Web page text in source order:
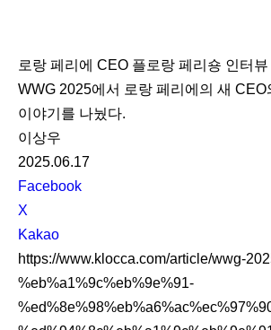
O
C
로랑 페리에 CEO 플로랑 페리숑 인터뷰
WWG 2025에서 로랑 페리에의 새
이야기를 나눴다.
이상우
2025.06.17
S
N
S
S
h
a
Facebook
X
Kakao
https://www.klocca.com/article/wwg-
%eb%a1%9c%eb%9e%91-